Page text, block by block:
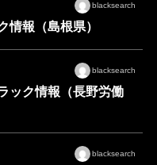
blacksearch
情報（島根県）
blacksearch
ック情報（長野労働
blacksearch